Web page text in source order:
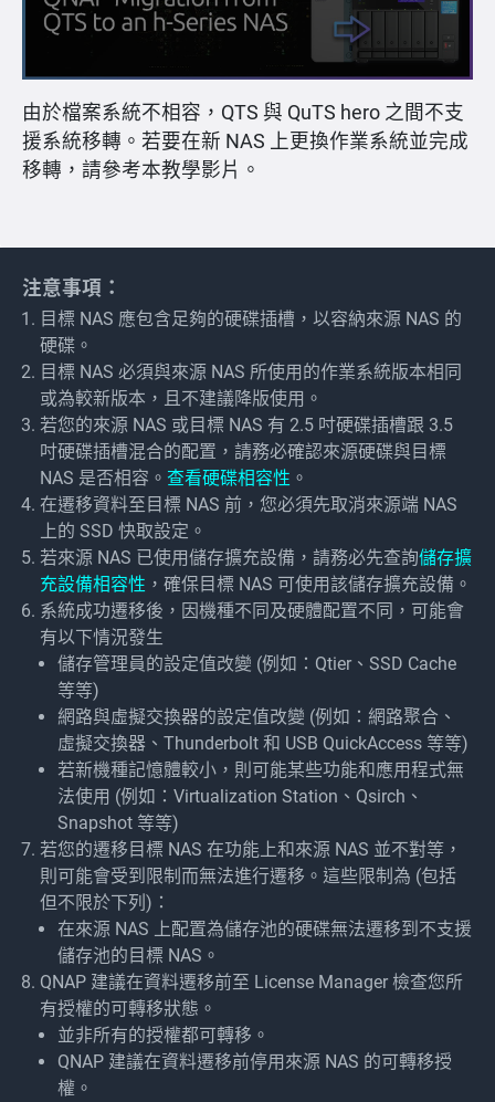
由於檔案系統不相容，QTS 與 QuTS hero 之間不支
援系統移轉。若要在新 NAS 上更換作業系統並完成
移轉，請參考本教學影片。
注意事項：
目標 NAS 應包含足夠的硬碟插槽，以容納來源 NAS 的
硬碟。
目標 NAS 必須與來源 NAS 所使用的作業系統版本相同
或為較新版本，且不建議降版使用。
若您的來源 NAS 或目標 NAS 有 2.5 吋硬碟插槽跟 3.5
吋硬碟插槽混合的配置，請務必確認來源硬碟與目標
NAS 是否相容。 查看硬碟相容性 。
在遷移資料至目標 NAS 前，您必須先取消來源端 NAS
上的 SSD 快取設定。
若來源 NAS 已使用儲存擴充設備，請務必先查詢儲存擴
充設備相容性 ，確保目標 NAS 可使用該儲存擴充設備。
系統成功遷移後，因機種不同及硬體配置不同，可能會
有以下情況發生
儲存管理員的設定值改變 (例如：Qtier、SSD Cache
等等)
網路與虛擬交換器的設定值改變 (例如：網路聚合、
虛擬交換器、Thunderbolt 和 USB QuickAccess 等等)
若新機種記憶體較小，則可能某些功能和應用程式無
法使用 (例如：Virtualization Station、Qsirch、
Snapshot 等等)
若您的遷移目標 NAS 在功能上和來源 NAS 並不對等，
則可能會受到限制而無法進行遷移。這些限制為 (包括
但不限於下列)：
在來源 NAS 上配置為儲存池的硬碟無法遷移到不支援
儲存池的目標 NAS。
QNAP 建議在資料遷移前至 License Manager 檢查您所
有授權的可轉移狀態。
並非所有的授權都可轉移。
QNAP 建議在資料遷移前停用來源 NAS 的可轉移授
權。